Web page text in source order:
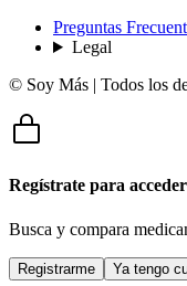
Preguntas
Legal
© Soy Más | Todos los
Regístrate para acceder
Busca y compara
Registrarme Ya tengo